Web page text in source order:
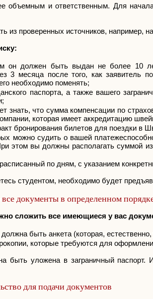
объемным и ответственным. Для
из проверенных источников, например,
он должен быть выдан не более 10
3 месяца после того, как заявитель
необходимо поменять;
паспорта, а также вашего
знать, что сумма компенсации по
которая имеет аккредитацию
бронирования билетов для поездки в
можно судить о вашей
этом вы должны располагать суммой
по дням, с указанием
студентом, необходимо будет
документы в определенном
сложить все имеющиеся у вас
быть анкета (которая,
которые требуются для
быть уложена в заграничный
для подачи документов